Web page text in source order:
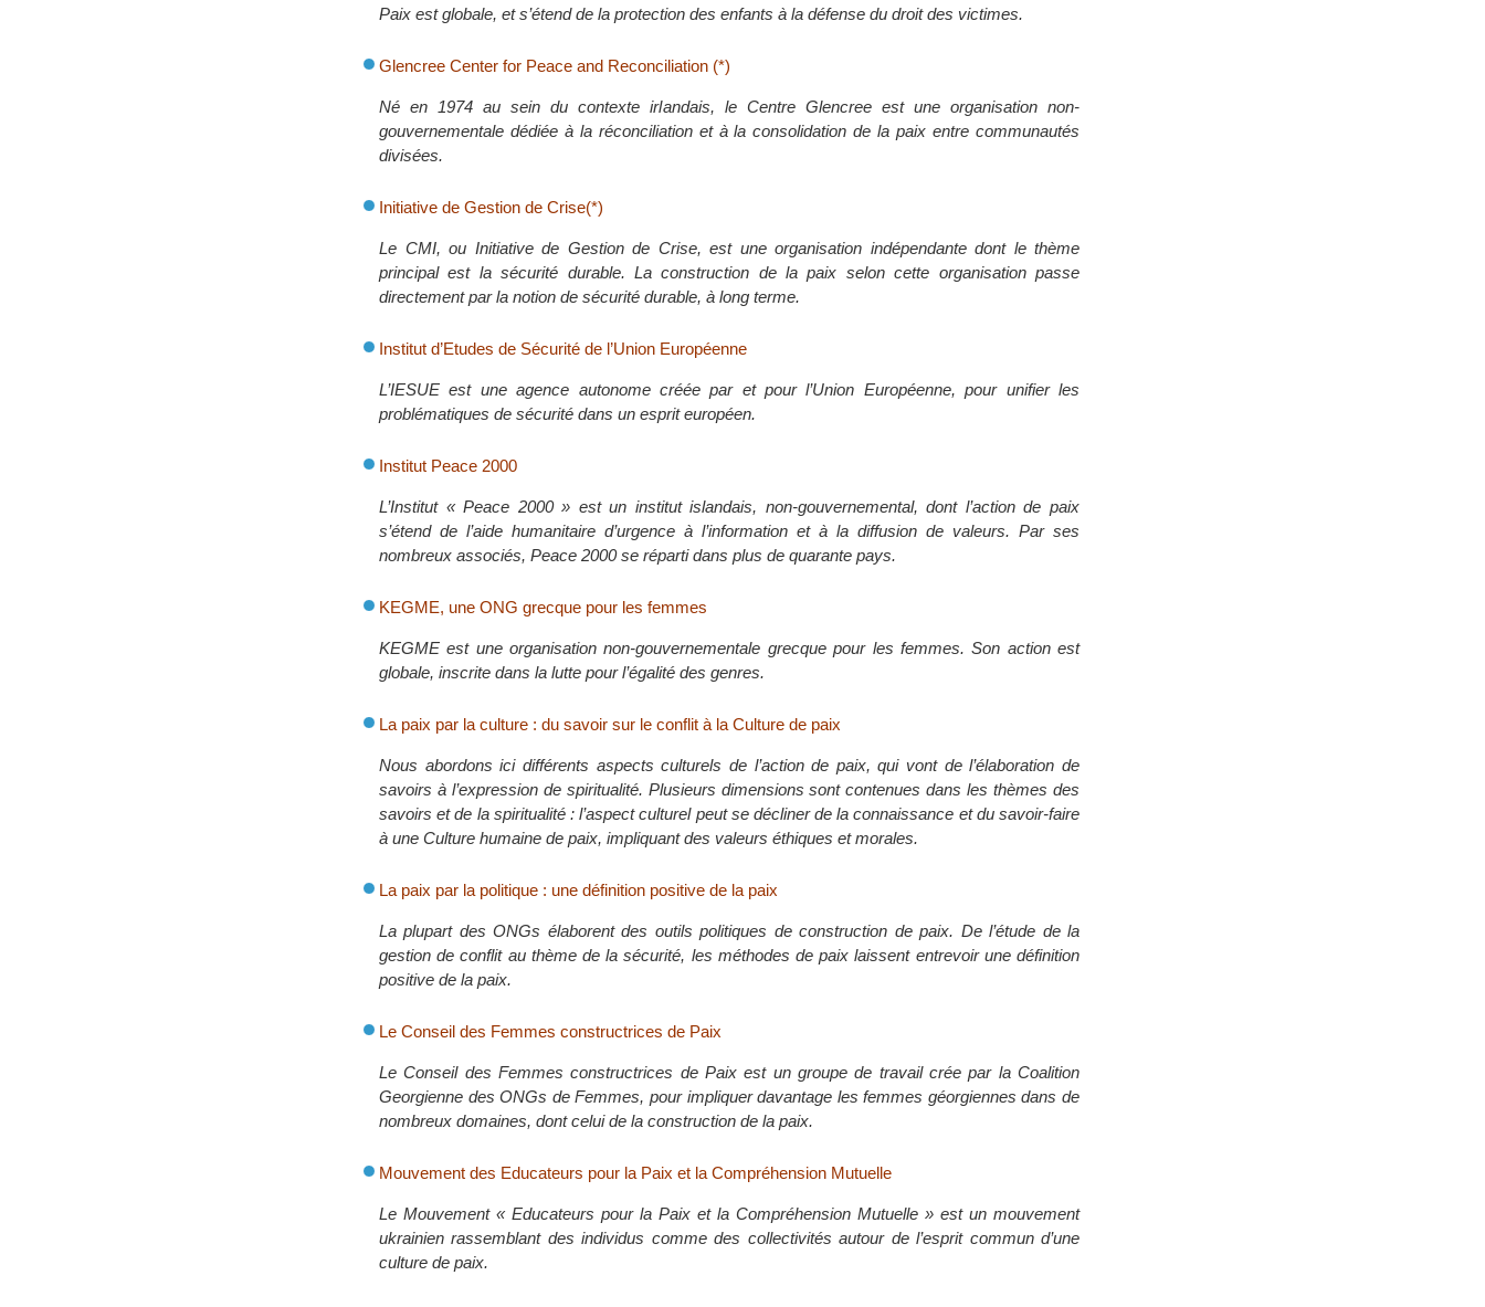
Paix est globale, et s’étend de la protection des enfants à la défense du droit des victimes.
Glencree Center for Peace and Reconciliation (*)
Né en 1974 au sein du contexte irlandais, le Centre Glencree est une organisation non-
gouvernementale dédiée à la réconciliation et à la consolidation de la paix entre communautés
divisées.
Initiative de Gestion de Crise(*)
Le CMI, ou Initiative de Gestion de Crise, est une organisation indépendante dont le thème
principal est la sécurité durable. La construction de la paix selon cette organisation passe
directement par la notion de sécurité durable, à long terme.
Institut d’Etudes de Sécurité de l’Union Européenne
L’IESUE est une agence autonome créée par et pour l’Union Européenne, pour unifier les
problématiques de sécurité dans un esprit européen.
Institut Peace 2000
L’Institut « Peace 2000 » est un institut islandais, non-gouvernemental, dont l’action de paix
s’étend de l’aide humanitaire d’urgence à l’information et à la diffusion de valeurs. Par ses
nombreux associés, Peace 2000 se réparti dans plus de quarante pays.
KEGME, une ONG grecque pour les femmes
KEGME est une organisation non-gouvernementale grecque pour les femmes. Son action est
globale, inscrite dans la lutte pour l’égalité des genres.
La paix par la culture : du savoir sur le conflit à la Culture de paix
Nous abordons ici différents aspects culturels de l’action de paix, qui vont de l’élaboration de
savoirs à l’expression de spiritualité. Plusieurs dimensions sont contenues dans les thèmes des
savoirs et de la spiritualité : l’aspect culturel peut se décliner de la connaissance et du savoir-faire
à une Culture humaine de paix, impliquant des valeurs éthiques et morales.
La paix par la politique : une définition positive de la paix
La plupart des ONGs élaborent des outils politiques de construction de paix. De l’étude de la
gestion de conflit au thème de la sécurité, les méthodes de paix laissent entrevoir une définition
positive de la paix.
Le Conseil des Femmes constructrices de Paix
Le Conseil des Femmes constructrices de Paix est un groupe de travail crée par la Coalition
Georgienne des ONGs de Femmes, pour impliquer davantage les femmes géorgiennes dans de
nombreux domaines, dont celui de la construction de la paix.
Mouvement des Educateurs pour la Paix et la Compréhension Mutuelle
Le Mouvement « Educateurs pour la Paix et la Compréhension Mutuelle » est un mouvement
ukrainien rassemblant des individus comme des collectivités autour de l’esprit commun d’une
culture de paix.